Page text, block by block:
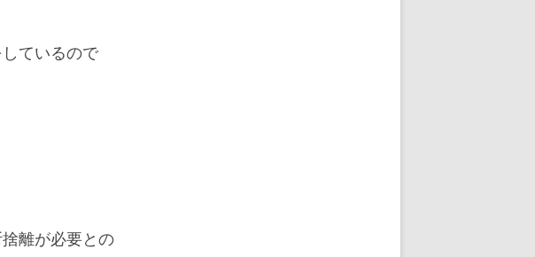
ているので
離が必要との